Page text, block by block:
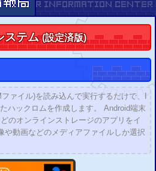
、ハッシュを確認してから適用して下さい。
ッシュチェッカー
ステム(設定済版)
ァイル)を読み込んで実行するだけで、I
ロムを作成します。 Android端末
のオンラインストレージのアプリをイ
や動画などのメディアファイルしか選択